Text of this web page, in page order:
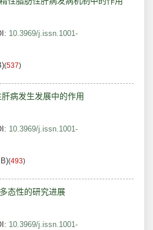
10.3969/j.issn.1001-
(537)
病发生发展中的作用
10.3969/j.issn.1001-
(493)
态性的研究进展
10.3969/j.issn.1001-